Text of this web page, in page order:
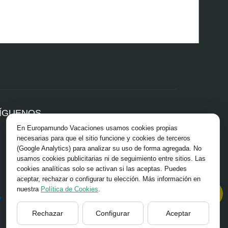
Facebook
X/Twitter
Blog
Instagram
TikTok
Youtube
En Europamundo Vacaciones usamos cookies propias
necesarias para que el sitio funcione y cookies de terceros
(Google Analytics) para analizar su uso de forma agregada. No
usamos cookies publicitarias ni de seguimiento entre sitios. Las
cookies analíticas solo se activan si las aceptas. Puedes
aceptar, rechazar o configurar tu elección. Más información en
nuestra Política de Cookies.
Rechazar Configurar Aceptar